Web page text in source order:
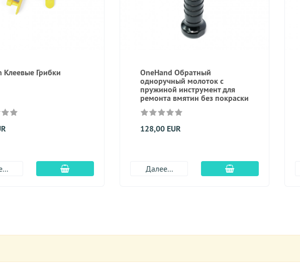
Клеевые Грибки
Добавить в корзину
OneHand Обратный
одноручный молоток с
пружиной инструмент для
ремонта вмятин без покраски
128,00 EUR
Далее... Добавить в корзину